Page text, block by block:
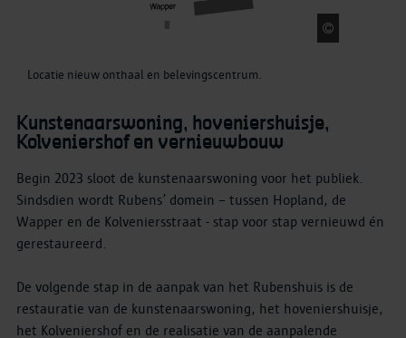
Locatie nieuw onthaal en belevingscentrum.
Kunstenaarswoning, hoveniershuisje,
Kolveniershof en vernieuwbouw
Begin 2023 sloot de kunstenaarswoning voor het publiek.
Sindsdien wordt Rubens’ domein – tussen Hopland, de
Wapper en de Kolveniersstraat - stap voor stap vernieuwd én
gerestaureerd.
De volgende stap in de aanpak van het Rubenshuis is de
restauratie van de kunstenaarswoning, het hoveniershuisje,
het Kolveniershof en de realisatie van de aanpalende